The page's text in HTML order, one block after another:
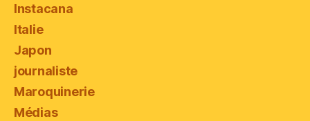
Instacana
Italie
Japon
journaliste
Maroquinerie
Médias